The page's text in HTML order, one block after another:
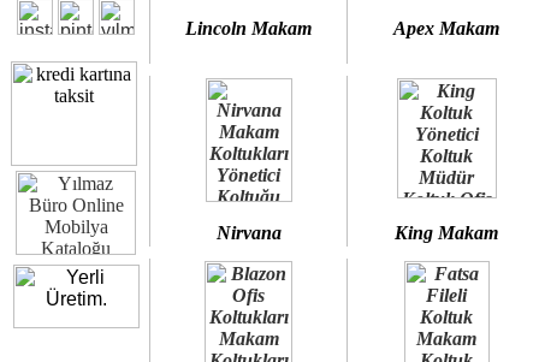
Lincoln Makam Apex Makam
Nirvana King Makam